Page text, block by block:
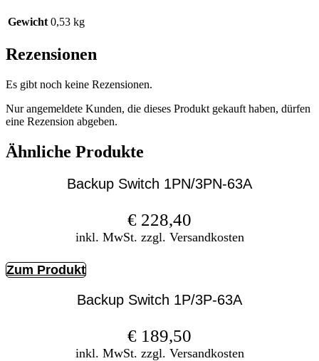
Gewicht 0,53 kg
Rezensionen
Es gibt noch keine Rezensionen.
Nur angemeldete Kunden, die dieses Produkt gekauft haben, dürfen
eine Rezension abgeben.
Ähnliche Produkte
Backup Switch 1PN/3PN-63A
€ 228,40
inkl. MwSt. zzgl. Versandkosten
Zum Produkt
Backup Switch 1P/3P-63A
€ 189,50
inkl. MwSt. zzgl. Versandkosten